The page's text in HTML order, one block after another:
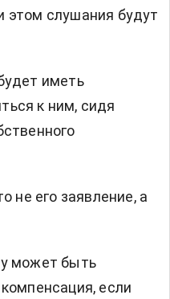
слушания будут
иметь
к ним, сидя
не его заявление, а
может быть
если